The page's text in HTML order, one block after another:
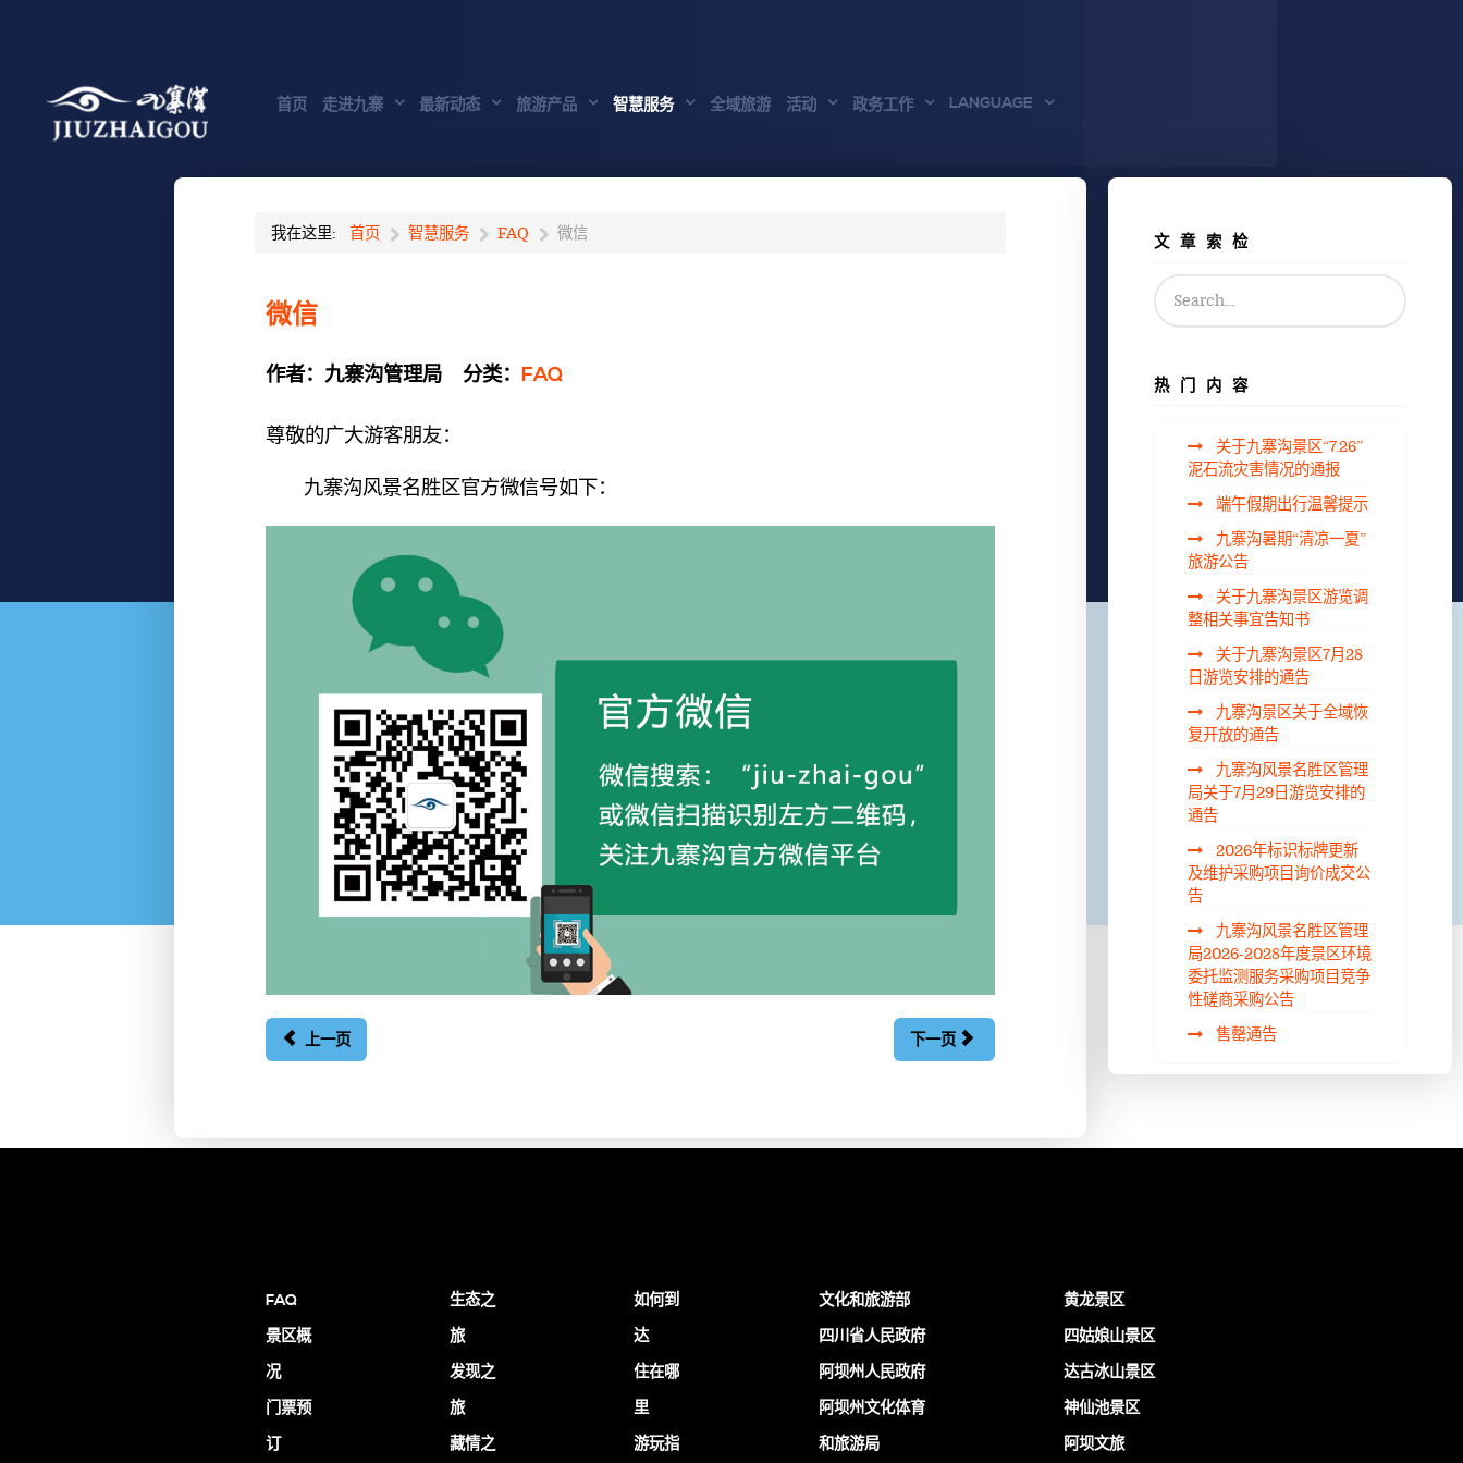
首页 走进九寨 最新动态 旅游产品 智慧服务 全域旅游 活动 政务工作 LANGUAGE
我在这里: 首页 智慧服务 FAQ 微信
微信
作者： 九寨沟管理局 分类： FAQ
尊敬的广大游客朋友：
九寨沟风景名胜区官方微信号如下：
上一页 下一页
文章索检
热门内容
关于九寨沟景区“7.26”
泥石流灾害情况的通报
端午假期出行温馨提示
九寨沟暑期“清凉一夏”
旅游公告
关于九寨沟景区游览调
整相关事宜告知书
关于九寨沟景区7月28
日游览安排的通告
九寨沟景区关于全域恢
复开放的通告
九寨沟风景名胜区管理
局关于7月29日游览安排的
通告
2026年标识标牌更新
及维护采购项目询价成交公
告
九寨沟风景名胜区管理
局2026-2028年度景区环境
委托监测服务采购项目竞争
性磋商采购公告
售罄通告
FAQ
景区概
况
门票预
订
生态之
旅
发现之
旅
藏情之
如何到
达
住在哪
里
游玩指
文化和旅游部
四川省人民政府
阿坝州人民政府
阿坝州文化体育
和旅游局
黄龙景区
四姑娘山景区
达古冰山景区
神仙池景区
阿坝文旅